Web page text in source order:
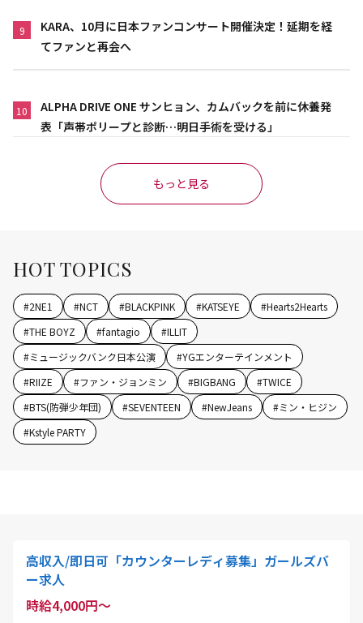
9
KARA、10月に日本ファンコンサート開催決定！延期を経
てファンと再会へ
10
ALPHA DRIVE ONE サンヒョン、カムバックを前に休養発
表「声帯ポリープと診断…明日手術を受ける」
もっと見る
HOT TOPICS
#2NE1 #NCT #BLACKPINK #KATSEYE #Hearts2Hearts
#THE BOYZ #fantagio #ILLIT
#ミュージックバンク日本公演 #YGエンターテインメント
#RIIZE #ファン・ジョンミン #BIGBANG #TWICE
#BTS(防弾少年団) #SEVENTEEN #NewJeans #ミン・ヒジン
#Kstyle PARTY
高収入/即日可「カウンターレディ募集」ガールズバ
ー求人
時給4,000円～